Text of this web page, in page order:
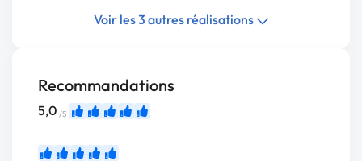
Voir les 3 autres réalisations
Recommandations
5,0 /5